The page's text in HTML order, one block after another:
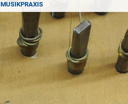
MUSIKPRAXIS